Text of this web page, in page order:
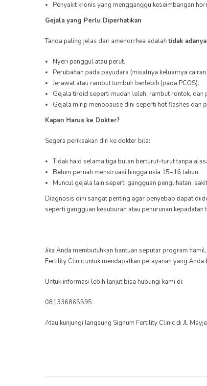
Penyakit kronis yang mengganggu keseimbangan
Gejala yang Perlu Diperhatikan
Tanda paling jelas dari amenorrhea adalahtidak
Nyeri panggul atau perut.
Perubahan pada payudara (misalnya keluarnya
Jerawat atau rambut tumbuh berlebih (pada PCOS).
Gejala tiroid seperti mudah lelah, rambut rontok, dan
Gejala mirip menopause dini seperti hot flashes dan
Kapan Harus ke Dokter?
Segera periksakan diri ke dokter bila:
Tidak haid selama tiga bulan berturut-turut tanpa
Belum pernah menstruasi hingga usia 15–16 tahun.
Muncul gejala lain seperti gangguan penglihatan,
Diagnosis dini sangat penting agar penyebab dapat
seperti gangguan kesuburan atau penurunan kepadatan
Jika Anda membutuhkan bantuan seputar program
Fertility Clinic untuk mendapatkan pelayanan yang Anda
Untuk informasi lebih lanjut bisa hubungi kami di:
081336865595
Atau kunjungi langsung Signum Fertility Clinic di Jl.